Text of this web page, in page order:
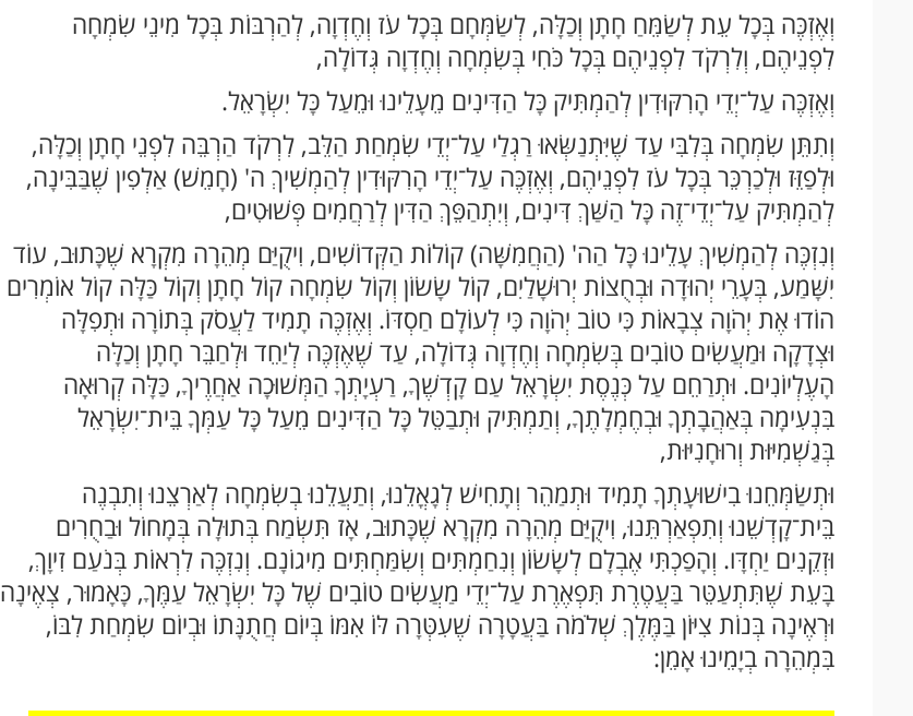
וְאֶזְכֶּה בְּכָל עֵת לְשַׂמֵּחַ חָתָן וְכַלָּה, לְשַׂמְּחָם בְּכָל עֹז וְחֶדְוָה, לְהַרְבּוֹת בְּכָל מִינֵי שִׂמְחָה
לִפְנֵיהֶם, וְלִרְקֹד לִפְנֵיהֶם בְּכָל כֹּחִי בְּשִׂמְחָה וְחֶדְוָה גְּדוֹלָה,
וְאֶזְכֶּה עַל־יְדֵי הָרִקּוּדִין לְהַמְתִּיק כָּל הַדִּינִים מֵעָלֵינוּ וּמֵעַל כָּל יִשְׂרָאֵל.
וְתִתֵּן שִׂמְחָה בְּלִבִּי עַד שֶׁיִּתְנַשְּׂאוּ רַגְלַי עַל־יְדֵי שִׂמְחַת הַלֵּב, לִרְקֹד הַרְבֵּה לִפְנֵי חָתָן וְכַלָּה,
וּלְפַזֵּז וּלְכַרְכֵּר בְּכָל עֹז לִפְנֵיהֶם, וְאֶזְכֶּה עַל־יְדֵי הָרִקּוּדִין לְהַמְשִׁיךְ ה' (חָמֵשׁ) אַלְפִין שֶׁבַּבִּינָה,
לְהַמְתִּיק עַל־יְדֵי־זֶה כָּל הַשַּׁךְ דִּינִים, וְיִתְהַפֵּךְ הַדִּין לְרַחֲמִים פְּשׁוּטִים,
וְנִזְכֶּה לְהַמְשִׁיךְ עָלֵינוּ כָּל הַה' (הַחֲמִשָּׁה) קוֹלוֹת הַקְּדוֹשִׁים, וִיקֻיַּם מְהֵרָה מִקְרָא שֶׁכָּתוּב, עוֹד
יִשָּׁמַע, בְּעָרֵי יְהוּדָה וּבְחֻצוֹת יְרוּשָׁלַיִם, קוֹל שָׂשׂוֹן וְקוֹל שִׂמְחָה קוֹל חָתָן וְקוֹל כַּלָּה קוֹל אוֹמְרִים
הוֹדוּ אֶת יְהֹוָה צְבָאוֹת כִּי טוֹב יְהֹוָה כִּי לְעוֹלָם חַסְדּוֹ. וְאֶזְכֶּה תָמִיד לַעֲסֹק בְּתוֹרָה וּתְפִלָּה
וּצְדָקָה וּמַעֲשִׂים טוֹבִים בְּשִׂמְחָה וְחֶדְוָה גְּדוֹלָה, עַד שֶׁאֶזְכֶּה לְיַחֵד וּלְחַבֵּר חָתָן וְכַלָּה
הָעֶלְיוֹנִים. וּתְרַחֵם עַל כְּנֶסֶת יִשְׂרָאֵל עַם קָדְשֶׁךָ, רַעְיָתְךָ הַמְּשׁוּכָה אַחֲרֶיךָ, כַּלָּה קְרוּאָה
בִּנְעִימָה בְּאַהֲבָתְךָ וּבְחֶמְלָתֶךָ, וְתַמְתִּיק וּתְבַטֵּל כָּל הַדִּינִים מֵעַל כָּל עַמְּךָ בֵּית־יִשְׂרָאֵל
בְּגַשְׁמִיּוּת וְרוּחָנִיּוּת,
וּתְשַׂמְּחֵנוּ בִישׁוּעָתְךָ תָמִיד וּתְמַהֵר וְתָחִישׁ לְגָאֳלֵנוּ, וְתַעֲלֵנוּ בְשִׂמְחָה לְאַרְצֵנוּ וְתִבְנֶה
בֵּית־קָדְשֵׁנוּ וְתִפְאַרְתֵּנוּ, וִיקֻיַּם מְהֵרָה מִקְרָא שֶׁכָּתוּב, אָז תִּשְׂמַח בְּתוּלָה בְּמָחוֹל וּבַחֻרִים
וּזְקֵנִים יַחְדָּו. וְהָפַכְתִּי אֶבְלָם לְשָׂשׂוֹן וְנִחַמְתִּים וְשִׂמַּחְתִּים מִיגוֹנָם. וְנִזְכֶּה לִרְאוֹת בְּנֹעַם זִיוָךְ,
בָּעֵת שֶׁתִּתְעַטֵּר בַּעֲטֶרֶת תִּפְאֶרֶת עַל־יְדֵי מַעֲשִׂים טוֹבִים שֶׁל כָּל יִשְׂרָאֵל עַמֶּךָ, כָּאָמוּר, צְאֶינָה
וּרְאֶינָה בְּנוֹת צִיּוֹן בַּמֶּלֶךְ שְׁלֹמֹה בַּעֲטָרָה שֶׁעִטְּרָה לּוֹ אִמּוֹ בְּיוֹם חֲתֻנָּתוֹ וּבְיוֹם שִׂמְחַת לִבּוֹ,
בִּמְהֵרָה בְיָמֵינוּ אָמֵן: